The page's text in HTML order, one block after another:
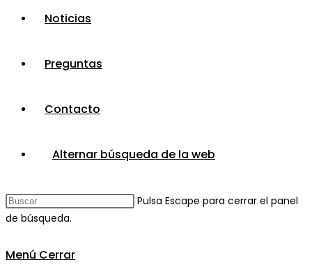
Noticias
Preguntas
Contacto
Alternar búsqueda de la web
Pulsa Escape para cerrar el panel
de búsqueda.
Menú Cerrar